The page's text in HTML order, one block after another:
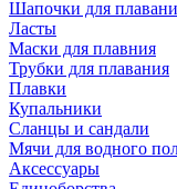
Шапочки для
Ласты
Маски для плавния
Трубки для плавания
Плавки
Купальники
Сланцы и сандали
Мячи для водного
Аксессуары